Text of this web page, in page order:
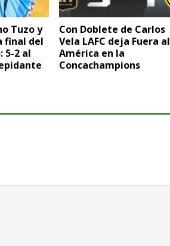
Tuzo y
final del
5-2 al
Con Doblete de Carlos
Vela LAFC deja Fuera al
América en la
Concachampions